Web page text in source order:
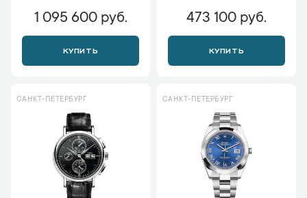
1 095 600 руб.
КУПИТЬ
473 100 руб.
КУПИТЬ
САНКТ-ПЕТЕРБУРГ САНКТ-ПЕТЕРБУРГ